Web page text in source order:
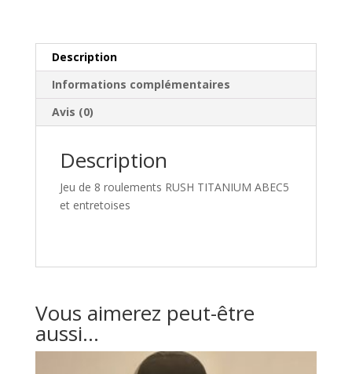
Description
Informations complémentaires
Avis (0)
Description
Jeu de 8 roulements RUSH TITANIUM ABEC5
et entretoises
Vous aimerez peut-être
aussi…